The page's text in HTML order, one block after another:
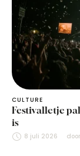
CULTURE
Festivalletje
is
8 juli 2026 door